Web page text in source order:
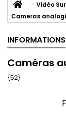
Vidéo
Cameras
INFORMATIONS
Caméras
{52}